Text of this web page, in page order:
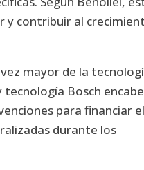
y contribuir al
mayor de la
Bosch
para financiar el
durante los